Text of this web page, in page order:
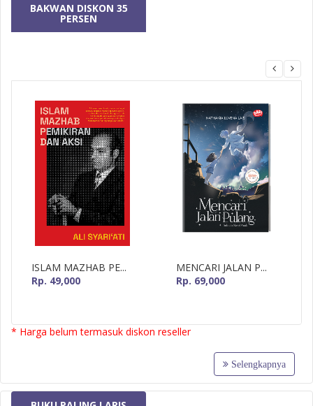
BAKWAN DISKON 35
PERSEN
ISLAM MAZHAB PE...
Rp. 49,000
MENCARI JALAN P...
Rp. 69,000
* Harga belum termasuk diskon reseller
Selengkapnya